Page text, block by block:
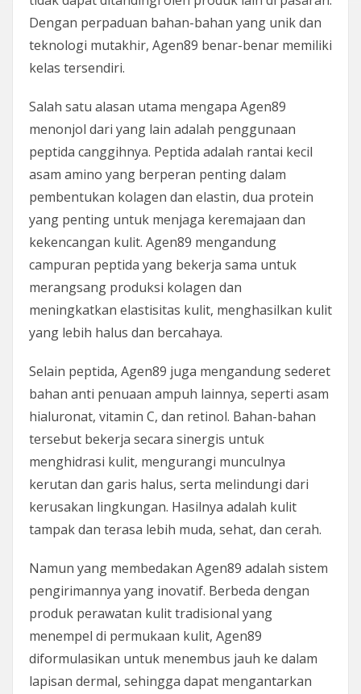
Dengan perpaduan bahan-bahan yang unik dan
teknologi mutakhir, Agen89 benar-benar memiliki
kelas tersendiri.
Salah satu alasan utama mengapa Agen89
menonjol dari yang lain adalah penggunaan
peptida canggihnya. Peptida adalah rantai kecil
asam amino yang berperan penting dalam
pembentukan kolagen dan elastin, dua protein
yang penting untuk menjaga keremajaan dan
kekencangan kulit. Agen89 mengandung
campuran peptida yang bekerja sama untuk
merangsang produksi kolagen dan
meningkatkan elastisitas kulit, menghasilkan kulit
yang lebih halus dan bercahaya.
Selain peptida, Agen89 juga mengandung sederet
bahan anti penuaan ampuh lainnya, seperti asam
hialuronat, vitamin C, dan retinol. Bahan-bahan
tersebut bekerja secara sinergis untuk
menghidrasi kulit, mengurangi munculnya
kerutan dan garis halus, serta melindungi dari
kerusakan lingkungan. Hasilnya adalah kulit
tampak dan terasa lebih muda, sehat, dan cerah.
Namun yang membedakan Agen89 adalah sistem
pengirimannya yang inovatif. Berbeda dengan
produk perawatan kulit tradisional yang
menempel di permukaan kulit, Agen89
diformulasikan untuk menembus jauh ke dalam
lapisan dermal, sehingga dapat mengantarkan